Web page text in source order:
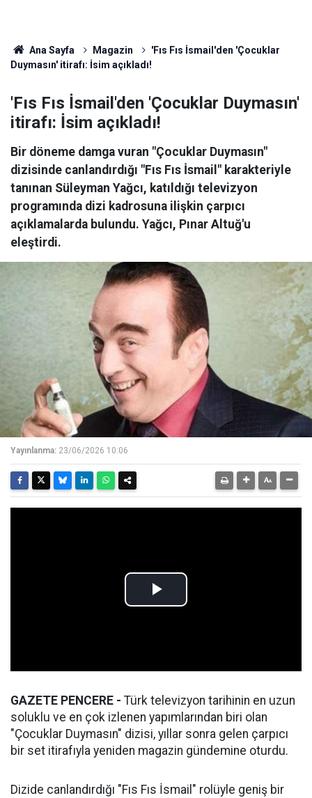
Ana Sayfa Magazin
'Fıs Fıs İsmail'den 'Çocuklar
Duymasın' itirafı: İsim açıkladı!
'Fıs Fıs İsmail'den 'Çocuklar Duymasın'
itirafı: İsim açıkladı!
Bir döneme damga vuran "Çocuklar Duymasın"
dizisinde canlandırdığı "Fıs Fıs İsmail" karakteriyle
tanınan Süleyman Yağcı, katıldığı televizyon
programında dizi kadrosuna ilişkin çarpıcı
açıklamalarda bulundu. Yağcı, Pınar Altuğ'u
eleştirdi.
Yayınlanma: 23/06/2026 10:06
GAZETE PENCERE - Türk televizyon tarihinin en uzun
soluklu ve en çok izlenen yapımlarından biri olan
"Çocuklar Duymasın" dizisi, yıllar sonra gelen çarpıcı
bir set itirafıyla yeniden magazin gündemine oturdu.
Dizide canlandırdığı "Fıs Fıs İsmail" rolüyle geniş bir